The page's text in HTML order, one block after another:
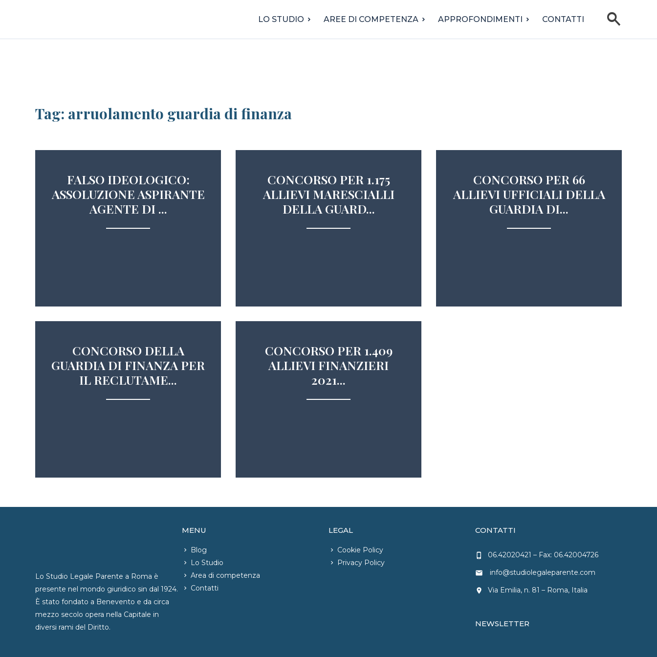
LO STUDIO AREE DI COMPETENZA APPROFONDIMENTI CONTATTI search
Tag: arruolamento guardia di finanza
FALSO IDEOLOGICO:
ASSOLUZIONE ASPIRANTE
AGENTE DI ...
CONCORSO PER 1.175
ALLIEVI MARESCIALLI
DELLA GUARD...
CONCORSO PER 66
ALLIEVI UFFICIALI DELLA
GUARDIA DI...
CONCORSO DELLA
GUARDIA DI FINANZA PER
IL RECLUTAME...
CONCORSO PER 1.409
ALLIEVI FINANZIERI
2021...
Lo Studio Legale Parente a Roma è
presente nel mondo giuridico sin dal 1924.
È stato fondato a Benevento e da circa
mezzo secolo opera nella Capitale in
diversi rami del Diritto.
MENU
Blog
Lo Studio
Area di competenza
Contatti
LEGAL
Cookie Policy
Privacy Policy
CONTATTI
phone_iphone 06.42020421 – Fax: 06.42004726
email info@studiolegaleparente.com
location_on Via Emilia, n. 81 – Roma, Italia
NEWSLETTER